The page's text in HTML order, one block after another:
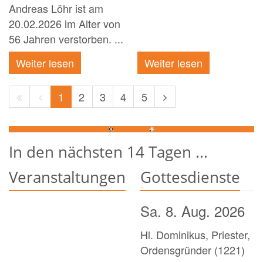
Andreas Löhr ist am
20.02.2026 im Alter von
56 Jahren verstorben. ...
Weiter lesen
Weiter lesen
Erste
Seite
Vorherige
Seite
1 2 3 4 5
Nächste
Seite
In den nächsten 14 Tagen ...
Veranstaltungen
Gottesdienste
Sa. 8. Aug. 2026
Hl. Dominikus, Priester,
Ordensgründer (1221)